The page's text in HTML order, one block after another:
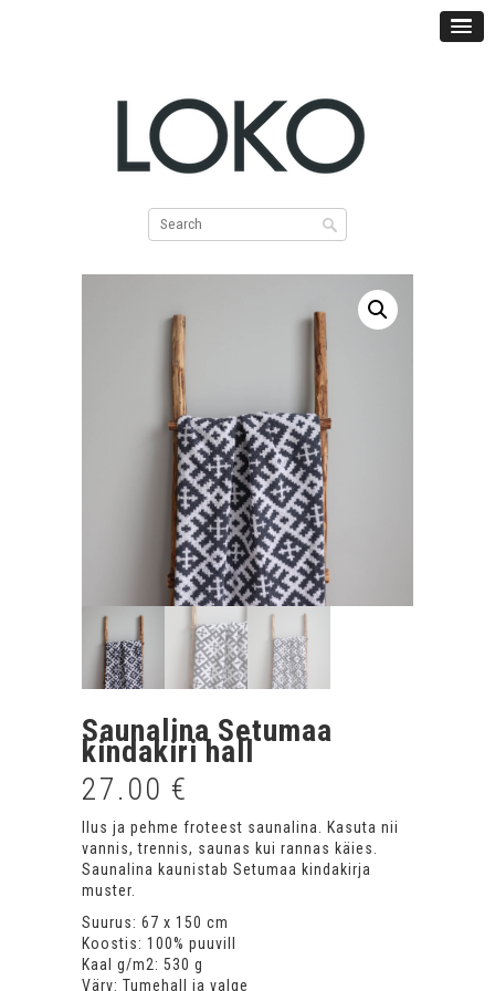
Saunalina Setumaa
kindakiri hall
27.00 €
Ilus ja pehme froteest saunalina. Kasuta nii
vannis, trennis, saunas kui rannas käies.
Saunalina kaunistab Setumaa kindakirja
muster.
Suurus: 67 x 150 cm
Koostis: 100% puuvill
Kaal g/m2: 530 g
Värv: Tumehall ja valge